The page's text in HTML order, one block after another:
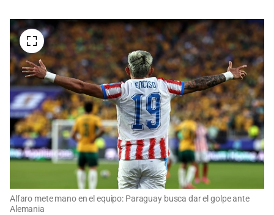
Alfaro mete mano en el equipo: Paraguay busca dar el golpe ante
Alemania